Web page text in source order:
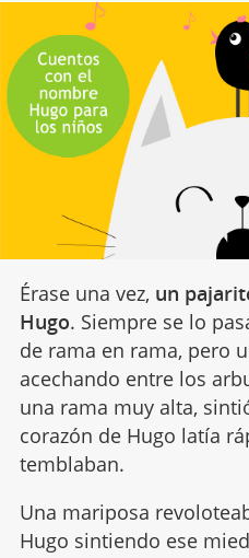
Érase una vez, un
Hugo. Siempre se lo
de rama en rama, pero
acechando entre los
una rama muy alta,
corazón de Hugo latía
temblaban.
Una mariposa
Hugo sintiendo ese